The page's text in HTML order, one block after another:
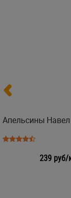
Апельсины Навел
239 руб/